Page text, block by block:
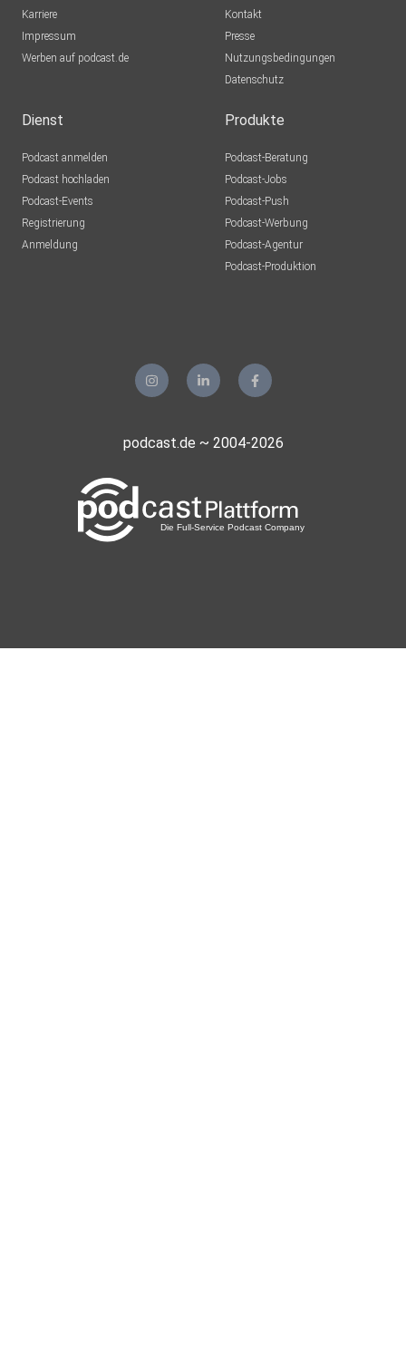
Karriere
Impressum
Werben auf podcast.de
Kontakt
Presse
Nutzungsbedingungen
Datenschutz
Dienst
Podcast anmelden
Podcast hochladen
Podcast-Events
Registrierung
Anmeldung
Produkte
Podcast-Beratung
Podcast-Jobs
Podcast-Push
Podcast-Werbung
Podcast-Agentur
Podcast-Produktion
podcast.de ~ 2004-2026